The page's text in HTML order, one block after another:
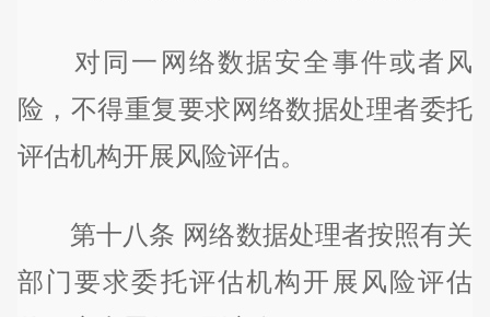
对同一网络数据安全事件或者风
险，不得重复要求网络数据处理者委托
评估机构开展风险评估。
第十八条 网络数据处理者按照有关
部门要求委托评估机构开展风险评估